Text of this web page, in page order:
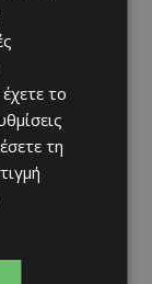
το
τη